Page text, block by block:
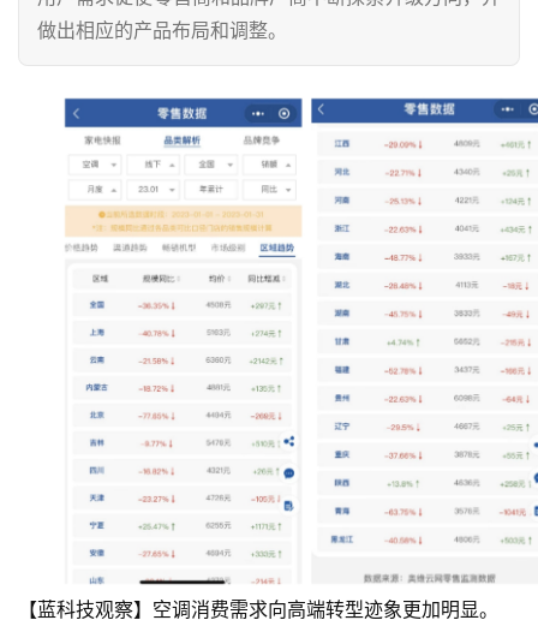
做出相应的产品布局和调整。
【蓝科技观察】空调消费需求向高端转型迹象更加明显。